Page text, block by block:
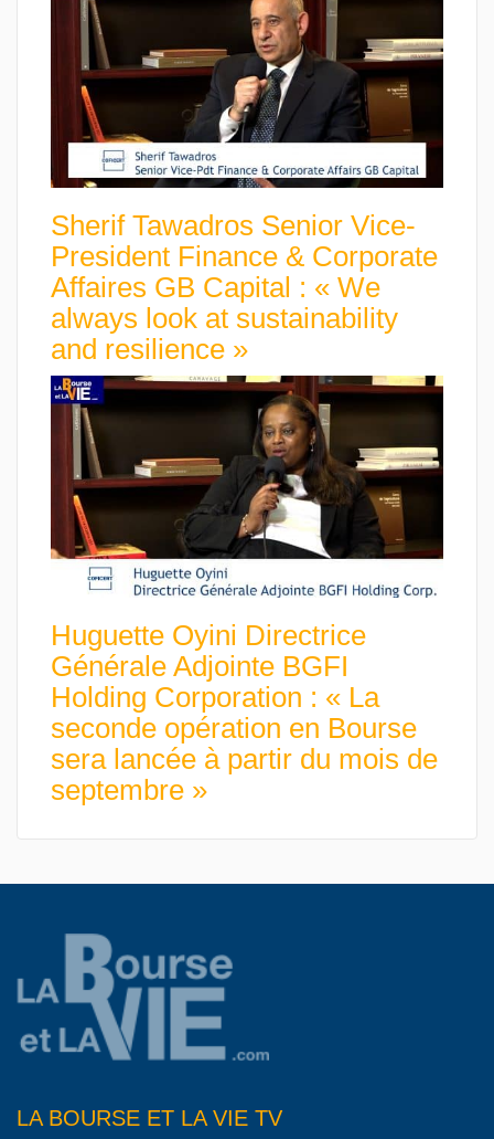
Sherif Tawadros Senior Vice-
President Finance & Corporate
Affaires GB Capital : « We
always look at sustainability
and resilience »
Huguette Oyini Directrice
Générale Adjointe BGFI
Holding Corporation : « La
seconde opération en Bourse
sera lancée à partir du mois de
septembre »
LA BOURSE ET LA VIE TV